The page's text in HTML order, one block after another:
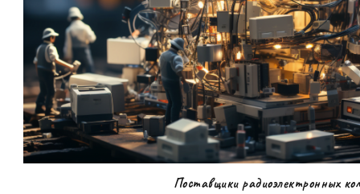
Поставщики радиоэлектронных